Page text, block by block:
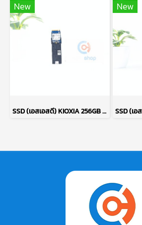
New
SSD (เอสเอสดี) KIOXIA 256GB PCIe NVMe M.2 2230 P17755
New